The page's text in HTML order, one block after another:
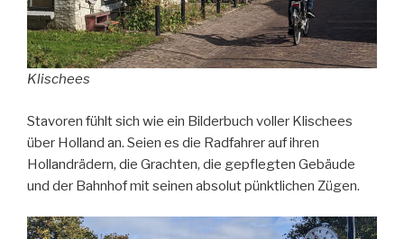
Klischees
Stavoren fühlt sich wie ein Bilderbuch voller Klischees
über Holland an. Seien es die Radfahrer auf ihren
Hollandrädern, die Grachten, die gepflegten Gebäude
und der Bahnhof mit seinen absolut pünktlichen Zügen.